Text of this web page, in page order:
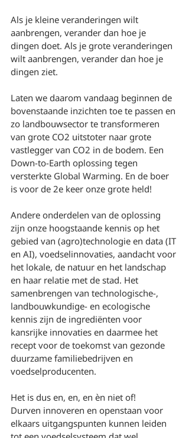
Als je kleine veranderingen wilt
aanbrengen, verander dan hoe je
dingen doet. Als je grote veranderingen
wilt aanbrengen, verander dan hoe je
dingen ziet.
Laten we daarom vandaag beginnen de
bovenstaande inzichten toe te passen en
zo landbouwsector te transformeren
van grote CO2 uitstoter naar grote
vastlegger van CO2 in de bodem. Een
Down-to-Earth oplossing tegen
versterkte Global Warming. En de boer
is voor de 2e keer onze grote held!
Andere onderdelen van de oplossing
zijn onze hoogstaande kennis op het
gebied van (agro)technologie en data (IT
en AI), voedselinnovaties, aandacht voor
het lokale, de natuur en het landschap
en haar relatie met de stad. Het
samenbrengen van technologische-,
landbouwkundige- en ecologische
kennis zijn de ingrediënten voor
kansrijke innovaties en daarmee het
recept voor de toekomst van gezonde
duurzame familiebedrijven en
voedselproducenten.
Het is dus en, en, en èn niet of!
Durven innoveren en openstaan voor
elkaars uitgangspunten kunnen leiden